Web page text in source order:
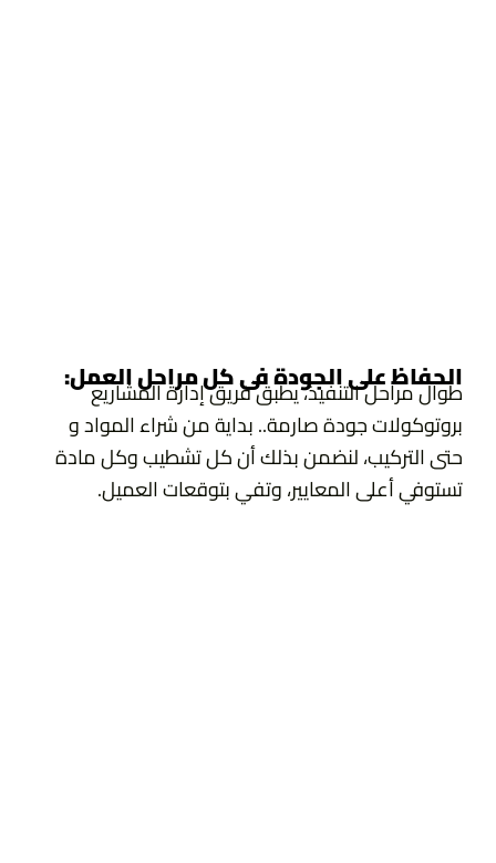
الحفاظ على الجودة فى كل مراحل العمل:
طوال مراحل التنفيذ، يطبق فريق إدارة المشاريع
بروتوكولات جودة صارمة.. بداية من شراء المواد و
حتى التركيب، لنضمن بذلك أن كل تشطيب وكل مادة
تستوفي أعلى المعايير، وتفي بتوقعات العميل.